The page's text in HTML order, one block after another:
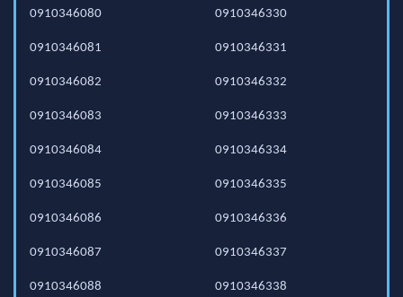
0910346080
0910346081
0910346082
0910346083
0910346084
0910346085
0910346086
0910346087
0910346088
0910346330
0910346331
0910346332
0910346333
0910346334
0910346335
0910346336
0910346337
0910346338